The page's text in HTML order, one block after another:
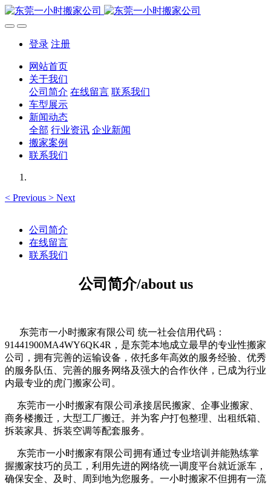
登录 注册
网站首页
关于我们
公司简介 在线留言 联系我们
车型展示
新闻动态
全部 行业资讯 企业新闻
搬家案例
联系我们
< Previous > Next
公司简介
在线留言
联系我们
公司简介/about us
东莞市一小时搬家有限公司 统一社会信用代码：
91441900MA4WY6QK4R，是东莞本地成立最早的专业性搬家
公司，拥有完善的运输设备，依托多年高效的服务经验、优秀
的服务队伍、完善的服务网络及强大的合作伙伴，已成为行业
内最专业的虎门搬家公司。
东莞市一小时搬家有限公司承接居民搬家、企事业搬家、
商务楼搬迁，大型工厂搬迁。并为客户打包整理、出租纸箱、
拆装家具、拆装空调等配套服务。
东莞市一小时搬家有限公司拥有通过专业培训并能熟练掌
握搬家技巧的员工，利用先进的网络统一调度平台就近派车，
确保安全、及时、周到地为您服务。一小时搬家不但拥有一流